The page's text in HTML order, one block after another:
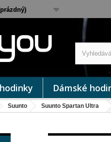
Dámské
Suunto Suunto Spartan Ultra